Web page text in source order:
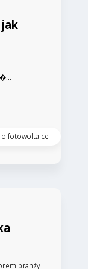
o fotowoltaice
branży